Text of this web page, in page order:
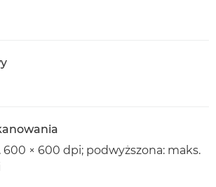
× 600 dpi; podwyższona: maks.